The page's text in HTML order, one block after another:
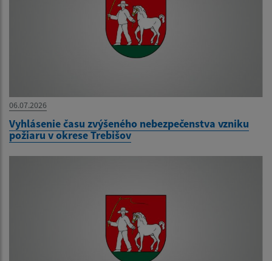
06.07.2026
Vyhlásenie času zvýšeného nebezpečenstva vzniku
požiaru v okrese Trebišov